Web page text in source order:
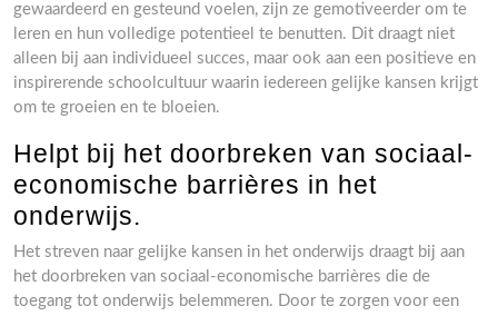
gewaardeerd en gesteund voelen, zijn ze gemotiveerder om te
leren en hun volledige potentieel te benutten. Dit draagt niet
alleen bij aan individueel succes, maar ook aan een positieve en
inspirerende schoolcultuur waarin iedereen gelijke kansen krijgt
om te groeien en te bloeien.
Helpt bij het doorbreken van sociaal-
economische barrières in het
onderwijs.
Het streven naar gelijke kansen in het onderwijs draagt bij aan
het doorbreken van sociaal-economische barrières die de
toegang tot onderwijs belemmeren. Door te zorgen voor een